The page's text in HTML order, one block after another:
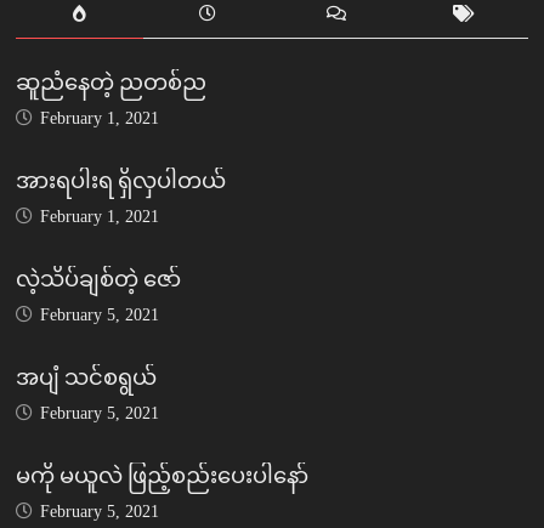
ဆူညံနေတဲ့ ညတစ်ည
February 1, 2021
အားရပါးရ ရှိလှပါတယ်
February 1, 2021
လဲ့သိပ်ချစ်တဲ့ ဇော်
February 5, 2021
အပျံ သင်စရွယ်
February 5, 2021
မကို မယူလဲ ဖြည့်စည်းပေးပါနော်
February 5, 2021